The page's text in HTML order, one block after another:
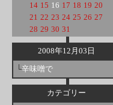
14 15 16 17 18 19 20
21 22 23 24 25 26 27
28 29 30 31
2008年12月03日
└辛味噌で
カテゴリー